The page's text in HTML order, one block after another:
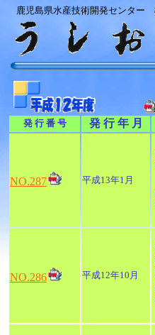
発 行 番 号 発 行 年 月
NO.287 平成13年1月
NO.286 平成12年10月
鹿児島県水産技術開発センター